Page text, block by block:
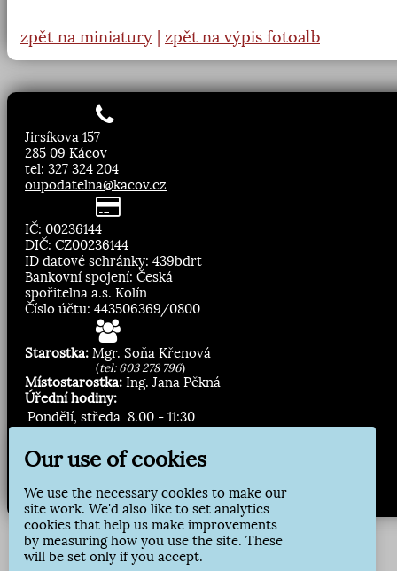
zpět na miniatury zpět na výpis fotoalb
Jirsíkova 157
285 09 Kácov
tel: 327 324 204
oupodatelna@kacov.cz
IČ: 00236144
DIČ: CZ00236144
ID datové schránky: 439bdrt
Bankovní spojení: Česká
spořitelna a.s. Kolín
Číslo účtu: 443506369/0800
Starostka: Mgr. Soňa Křenová
(tel: 603 278 796)
Místostarostka: Ing. Jana Pěkná
Úřední hodiny:
Pondělí, středa 8.00 - 11:30
Přihlásit odběr
Our use of cookies
We use the necessary cookies to make our
site work. We'd also like to set analytics
cookies that help us make improvements
by measuring how you use the site. These
will be set only if you accept.